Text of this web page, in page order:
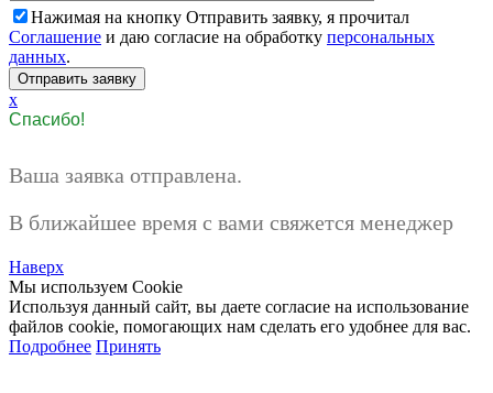
Нажимая на кнопку Отправить заявку, я прочитал
Соглашение и даю согласие на обработку персональных
данных.
x
Спасибо!
Ваша заявка отправлена.
В ближайшее время с вами свяжется менеджер
Наверх
Мы используем Cookie
Используя данный сайт, вы даете согласие на использование
файлов cookie, помогающих нам сделать его удобнее для вас.
Подробнее Принять